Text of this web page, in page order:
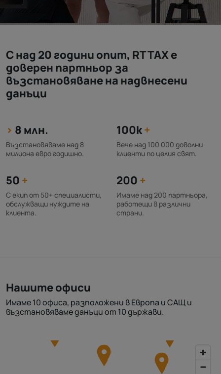
С над 20 години опит, RT TAX е
доверен партньор за
възстановяване на надвнесени
данъци
> 8 млн.
Възстановяваме над 8
милиона евро годишно.
100k+
Вече над 100 000 доволни
клиенти по целия свят.
50 +
С екип от 50+ специалисти,
обслужващи нуждите на
клиента.
200 +
Имаме над 200 партньора,
работещи в различни
страни.
Нашите офиси
Имаме 10 офиса, разположени в Европа и САЩ и
възстановяваме данъци от 10 държави.